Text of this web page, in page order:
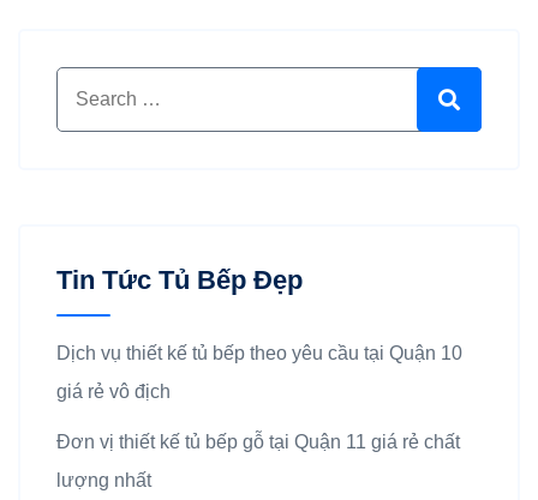
Tin Tức Tủ Bếp Đẹp
Dịch vụ thiết kế tủ bếp theo yêu cầu tại Quận 10
giá rẻ vô địch
Đơn vị thiết kế tủ bếp gỗ tại Quận 11 giá rẻ chất
lượng nhất